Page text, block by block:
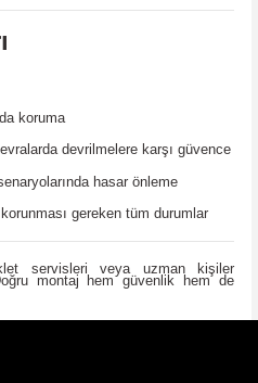
koruma
devrilmelere karşı güvence
hasar önleme
gereken tüm durumlar
servisleri veya uzman kişiler
montaj hem güvenlik hem de